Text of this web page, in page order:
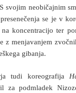
svojim neobičajnim
se je v
koncentracijo ter
z menjavanjem
gibanja.
tudi koreografija
za podmladek